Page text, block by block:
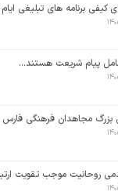
کیفی برنامه های تبلیغی
پیام شریعت هستند...
بزرگ مجاهدان فرهنگی فارس
روحانیت موجب تقویت